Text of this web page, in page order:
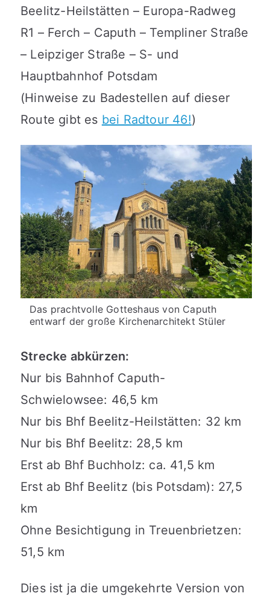
Beelitz-Heilstätten – Europa-Radweg
R1 – Ferch – Caputh – Templiner Straße
– Leipziger Straße – S- und
Hauptbahnhof Potsdam
(Hinweise zu Badestellen auf dieser
Route gibt es bei Radtour 46!)
Das prachtvolle Gotteshaus von Caputh
entwarf der große Kirchenarchitekt Stüler
Strecke abkürzen:
Nur bis Bahnhof Caputh-
Schwielowsee: 46,5 km
Nur bis Bhf Beelitz-Heilstätten: 32 km
Nur bis Bhf Beelitz: 28,5 km
Erst ab Bhf Buchholz: ca. 41,5 km
Erst ab Bhf Beelitz (bis Potsdam): 27,5
km
Ohne Besichtigung in Treuenbrietzen:
51,5 km
Dies ist ja die umgekehrte Version von